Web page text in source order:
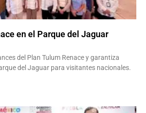
en el Parque del Jaguar
del Plan Tulum Renace y garantiza
del Jaguar para visitantes nacionales.